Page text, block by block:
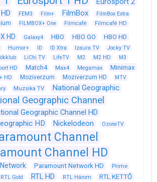
FEM3 Film+ FilmBox FilmBox Extra
FILMBOX+ One Filmcafé Filmcafé HD
HD Galaxy4 HBO HBO GO HBO HD
Humor+ ID ID Xtra Izaura TV
Jocky TV
LiChi TV LifeTV M2 M2 HD M3
HD Match4 Max4 Megamax Minimax
HD Moziverzum Moziverzum HD
MTV
Muzsika TV National Geographic
Geographic Channel
Geographic Channel HD
HD
Nickelodeon OzoneTV
Channel
Channel HD
Paramount Network HD Prime
RTL Gold RTL HD RTL Három RTL KETTŐ